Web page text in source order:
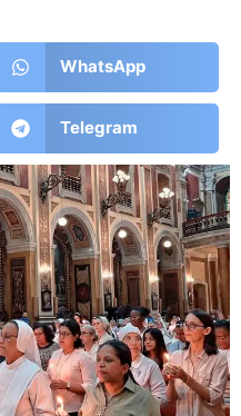
WhatsApp
Telegram